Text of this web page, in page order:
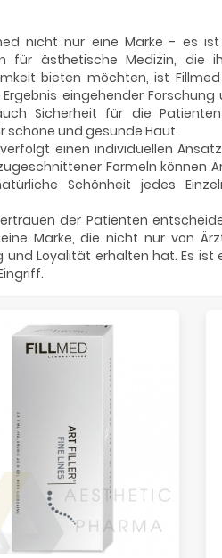
nicht nur eine Marke - es ist
für ästhetische Medizin, die
bieten möchten, ist
eingehender Forschung
Sicherheit für die
schöne und gesunde Haut.
einen individuellen
Formeln können
Schönheit jedes
der Patienten
Marke, die nicht nur von
Loyalität erhalten hat. Es ist